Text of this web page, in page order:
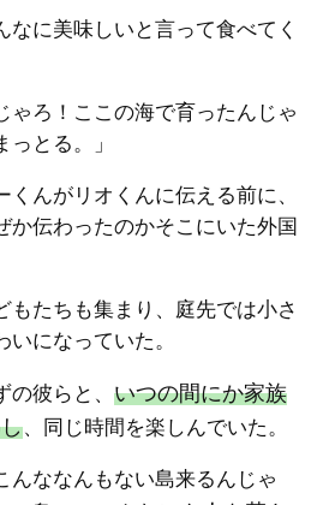
なに美味しいと言って食べてく
ゃろ！ここの海で育ったんじゃ
とる。」
くんがリオくんに伝える前に、
か伝わったのかそこにいた外国
もたちも集まり、庭先では小さ
になっていた。
彼らと、 いつの間にか家族
、同じ時間を楽しんでいた。
んななんもない島来るんじゃ